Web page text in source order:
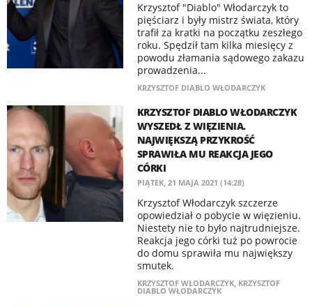
Krzysztof "Diablo" Włodarczyk to
pięściarz i były mistrz świata, który
trafił za kratki na początku zeszłego
roku. Spędził tam kilka miesięcy z
powodu złamania sądowego zakazu
prowadzenia...
KRZYSZTOF DIABLO WŁODARCZYK
KRZYSZTOF DIABLO WŁODARCZYK
WYSZEDŁ Z WIĘZIENIA.
NAJWIĘKSZĄ PRZYKROŚĆ
SPRAWIŁA MU REAKCJA JEGO
CÓRKI
PIĄTEK, 21 MAJA 2021 (14:28)
Krzysztof Włodarczyk szczerze
opowiedział o pobycie w więzieniu.
Niestety nie to było najtrudniejsze.
Reakcja jego córki tuż po powrocie
do domu sprawiła mu największy
smutek.
KRZYSZTOF WŁODARCZYK, KRZYSZTOF
DIABLO WŁODARCZYK